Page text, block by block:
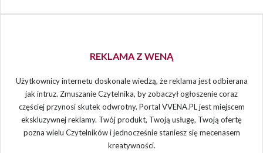
REKLAMA Z WENĄ
Użytkownicy internetu doskonale wiedzą, że reklama jest odbierana
jak intruz. Zmuszanie Czytelnika, by zobaczył ogłoszenie coraz
częściej przynosi skutek odwrotny. Portal VVENA.PL jest miejscem
ekskluzywnej reklamy. Twój produkt, Twoją usługę, Twoją ofertę
pozna wielu Czytelników i jednocześnie staniesz się mecenasem
kreatywności.